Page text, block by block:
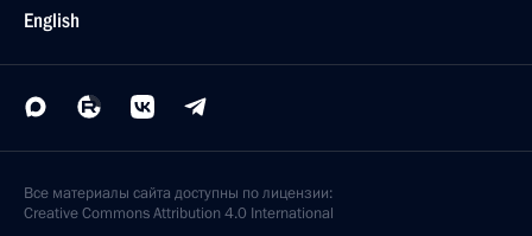
English
Все материалы сайта доступны по лицензии:
Creative Commons Attribution 4.0 International